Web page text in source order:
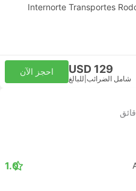
Internorte Transportes
USD 129
شامل الضرائب للبالغ
احجز الآن
1.0